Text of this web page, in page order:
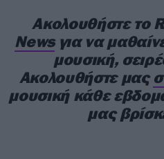
Το In Your Absence είναι
Ακολουθήστε το
Newsγια να
μουσική,
Ακολουθήστε μας
μουσική κάθε
μας